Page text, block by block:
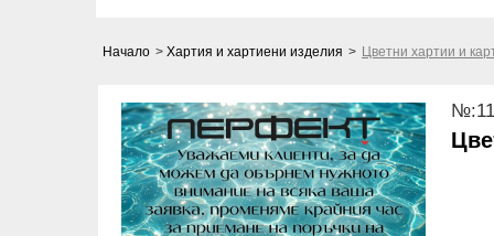
Начало > Хартия и хартиени изделия > Цветни хартии и